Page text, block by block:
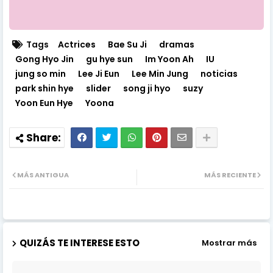
Tags Actrices Bae Su Ji
dramas
Gong Hyo Jin
gu hye sun Im Yoon Ah
IU
jung so min
Lee Ji Eun Lee Min Jung
noticias
park shin hye
slider song ji hyo
suzy
Yoon Eun Hye
Yoona
MÁS RECIENTE
MÁS ANTIGUA
QUIZÁS TE INTERESE ESTO Mostrar más